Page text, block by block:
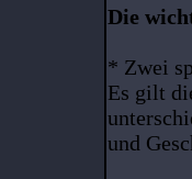
Die
* Zwei
Es gilt
und